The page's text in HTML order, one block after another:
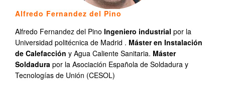
Alfredo Fernandez del Pino
Alfredo Fernandez del Pino Ingeniero industrial por la
Universidad politécnica de Madrid . Máster en Instalación
de Calefacción y Agua Caliente Sanitaria. Máster
Soldadura por la Asociación Española de Soldadura y
Tecnologías de Unión (CESOL)